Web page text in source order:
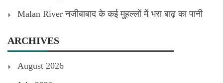
Malan River नजीबाबाद के कई मुहल्लों में भरा बाढ़ का पानी
ARCHIVES
August 2026